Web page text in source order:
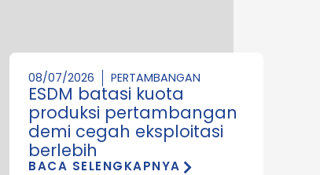
08/07/2026 PERTAMBANGAN
ESDM batasi kuota
produksi pertambangan
demi cegah eksploitasi
berlebih
BACA SELENGKAPNYA